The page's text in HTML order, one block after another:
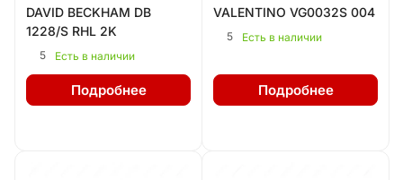
DAVID BECKHAM DB
1228/S RHL 2K
5 Есть в наличии
Подробнее
VALENTINO VG0032S 004
5 Есть в наличии
Подробнее